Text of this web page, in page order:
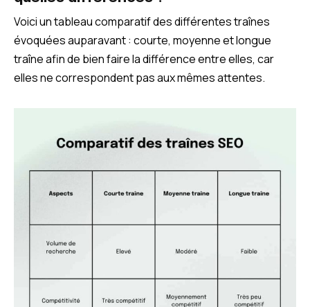
Voici un tableau comparatif des différentes traînes
évoquées auparavant : courte, moyenne et longue
traîne afin de bien faire la différence entre elles, car
elles ne correspondent pas aux mêmes attentes.